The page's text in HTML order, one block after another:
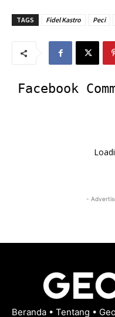
TAGS Fidel Kastro Peci
Facebook
-
Beranda • Tentang •